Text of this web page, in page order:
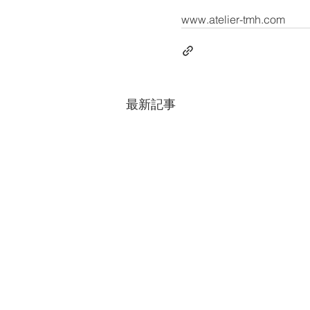
www.atelier-tmh.com
最新記事